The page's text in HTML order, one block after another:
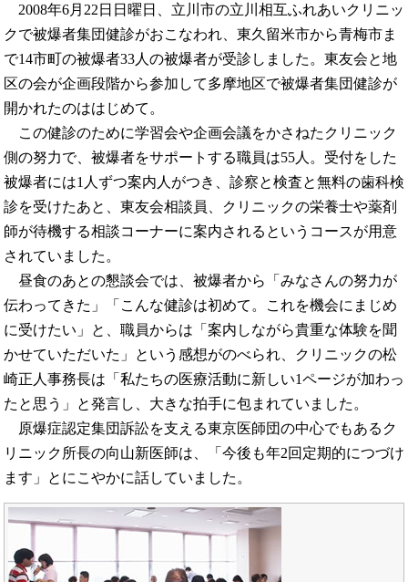
2008年6月22日日曜日、立川市の立川相互ふれあいクリニッ
クで被爆者集団健診がおこなわれ、東久留米市から青梅市ま
で14市町の被爆者33人の被爆者が受診しました。東友会と地
区の会が企画段階から参加して多摩地区で被爆者集団健診が
開かれたのははじめて。
この健診のために学習会や企画会議をかさねたクリニック
側の努力で、被爆者をサポートする職員は55人。受付をした
被爆者には1人ずつ案内人がつき、診察と検査と無料の歯科検
診を受けたあと、東友会相談員、クリニックの栄養士や薬剤
師が待機する相談コーナーに案内されるというコースが用意
されていました。
昼食のあとの懇談会では、被爆者から「みなさんの努力が
伝わってきた」「こんな健診は初めて。これを機会にまじめ
に受けたい」と、職員からは「案内しながら貴重な体験を聞
かせていただいた」という感想がのべられ、クリニックの松
崎正人事務長は「私たちの医療活動に新しい1ページが加わっ
たと思う」と発言し、大きな拍手に包まれていました。
原爆症認定集団訴訟を支える東京医師団の中心でもあるク
リニック所長の向山新医師は、「今後も年2回定期的につづけ
ます」とにこやかに話していました。